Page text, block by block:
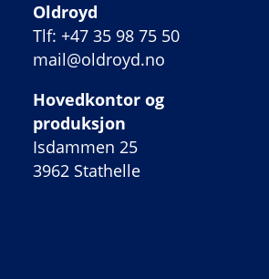
Oldroyd
Tlf: +47 35 98 75 50
mail@oldroyd.no
Hovedkontor og
produksjon
Isdammen 25
3962 Stathelle